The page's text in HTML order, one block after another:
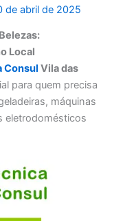
de abril de 2025
Local
Consul Vila das
para quem precisa
máquinas
eletrodomésticos